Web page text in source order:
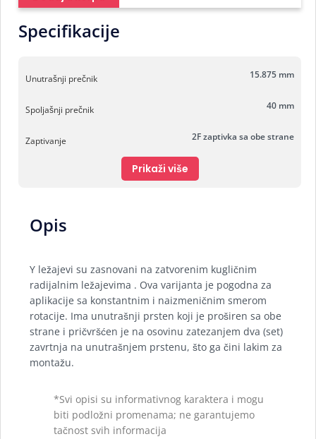
Specifikacije
Unutrašnji prečnik 15.875 mm
Spoljašnji prečnik 40 mm
Zaptivanje 2F zaptivka sa obe strane
Prikaži više
Opis
Y ležajevi su zasnovani na zatvorenim kugličnim
radijalnim ležajevima . Ova varijanta je pogodna za
aplikacije sa konstantnim i naizmeničnim smerom
rotacije. Ima unutrašnji prsten koji je proširen sa obe
strane i pričvršćen je na osovinu zatezanjem dva (set)
zavrtnja na unutrašnjem prstenu, što ga čini lakim za
montažu.
*Svi opisi su informativnog karaktera i mogu
biti podložni promenama; ne garantujemo
tačnost svih informacija